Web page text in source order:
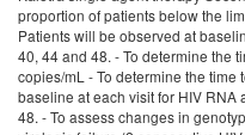
proportion of patients below the
Patients will be observed at
40, 44 and 48. - To determine the
copies/mL - To determine the time
baseline at each visit for HIV RNA
48. - To assess changes in